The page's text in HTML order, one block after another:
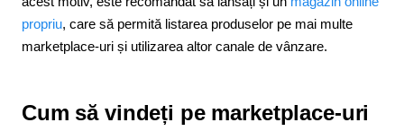
propriu, care să permită listarea produselor pe mai multe
marketplace-uri și utilizarea altor canale de vânzare.
Cum să vindeți pe marketplace-uri